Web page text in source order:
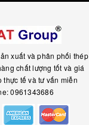
xuất và phân phối thép
chất lượng tốt và giá
thực tế và tư vấn miễn
0961343686